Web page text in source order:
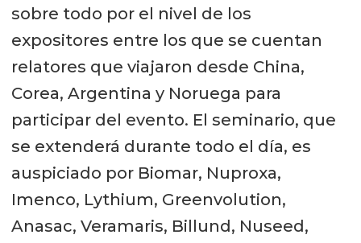
sobre todo por el nivel de los
expositores entre los que se cuentan
relatores que viajaron desde China,
Corea, Argentina y Noruega para
participar del evento. El seminario, que
se extenderá durante todo el día, es
auspiciado por Biomar, Nuproxa,
Imenco, Lythium, Greenvolution,
Anasac, Veramaris, Billund, Nuseed,